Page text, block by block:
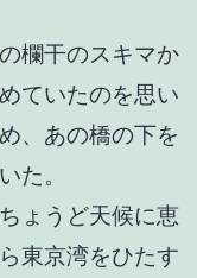
欄干のスキマか
ていたのを思い
、あの橋の下を
た。
ょうど天候に恵
東京湾をひたす